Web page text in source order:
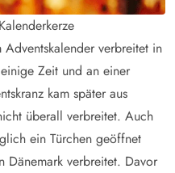
verbreitet in
Zeit und an einer
kam später aus
überall verbreitet. Auch
ein Türchen geöffnet
Dänemark verbreitet. Davor